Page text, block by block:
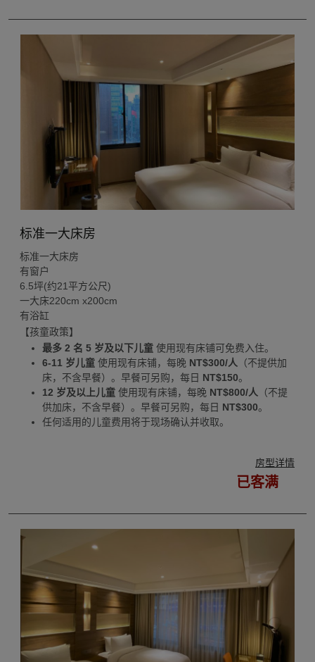
标准一大床房
标准一大床房
​有窗户
6.5坪(约21平方公尺)
一大床220cm x200cm
有浴缸
【孩童政策】
最多 2 名 5 岁及以下儿童 使用现有床铺可免费入住。
6-11 岁儿童 使用现有床铺，每晚 NT$300/人 （不提供加
床，不含早餐）。早餐可另购，每日 NT$150。
12 岁及以上儿童 使用现有床铺，每晚 NT$800/人 （不提
供加床，不含早餐）。早餐可另购，每日 NT$300。
任何适用的儿童费用将于现场确认并收取。
房型详情
已客满